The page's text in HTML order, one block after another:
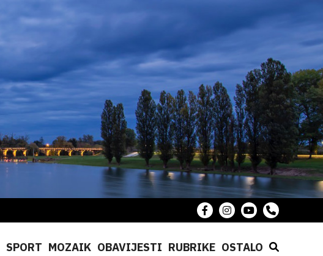
SPORT MOZAIK OBAVIJESTI RUBRIKE OSTALO